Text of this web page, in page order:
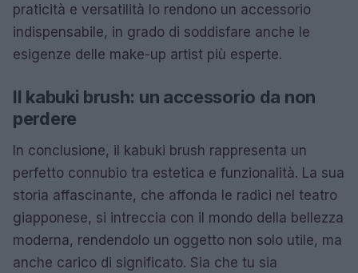
praticità e versatilità lo rendono un accessorio
indispensabile, in grado di soddisfare anche le
esigenze delle make-up artist più esperte.
Il kabuki brush: un accessorio da non
perdere
In conclusione, il kabuki brush rappresenta un
perfetto connubio tra estetica e funzionalità. La sua
storia affascinante, che affonda le radici nel teatro
giapponese, si intreccia con il mondo della bellezza
moderna, rendendolo un oggetto non solo utile, ma
anche carico di significato. Sia che tu sia